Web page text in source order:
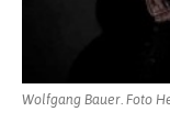
Wolfgang Bauer. Foto